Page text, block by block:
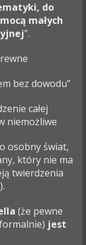
do
małych
”.
bez dowodu”
całej
niemożliwe
osobny świat,
który nie ma
twierdzenia
(że pewne
jest